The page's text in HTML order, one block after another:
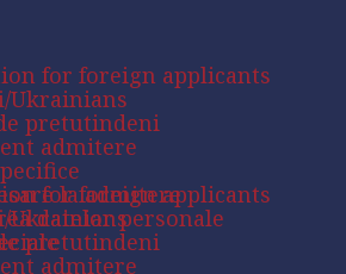
for foreign applicants
Ukrainians
pretutindeni
admitere
la admitere
datelor personale
for foreign applicants
Ukrainians
pretutindeni
admitere